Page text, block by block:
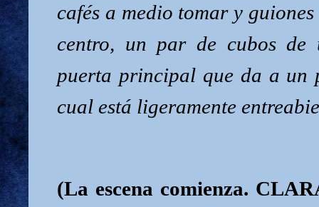
cafés a medio tomar y
centro, un par de cubos de
puerta principal que da a un
cual está ligeramente
(La escena comienza.